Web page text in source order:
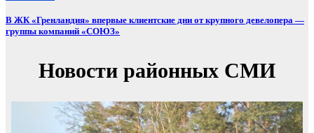
В ЖК «Гренландия» впервые клиентские дни от крупного девелопера —
группы компаний «СОЮЗ»